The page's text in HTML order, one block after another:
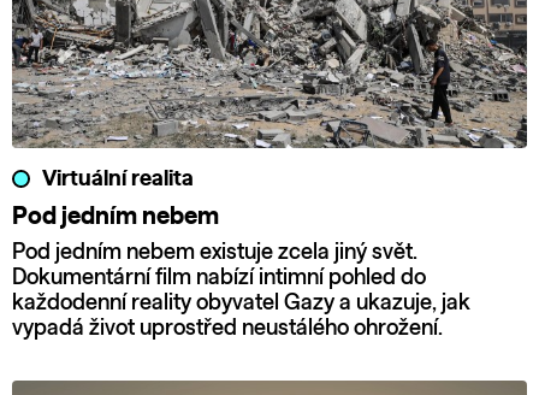
Virtuální realita
Pod jedním nebem
Pod jedním nebem existuje zcela jiný svět.
Dokumentární film nabízí intimní pohled do
každodenní reality obyvatel Gazy a ukazuje, jak
vypadá život uprostřed neustálého ohrožení.